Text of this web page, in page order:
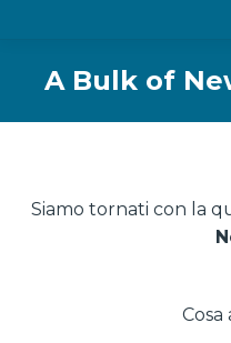
A Bulk of
Siamo tornati con la
Cosa